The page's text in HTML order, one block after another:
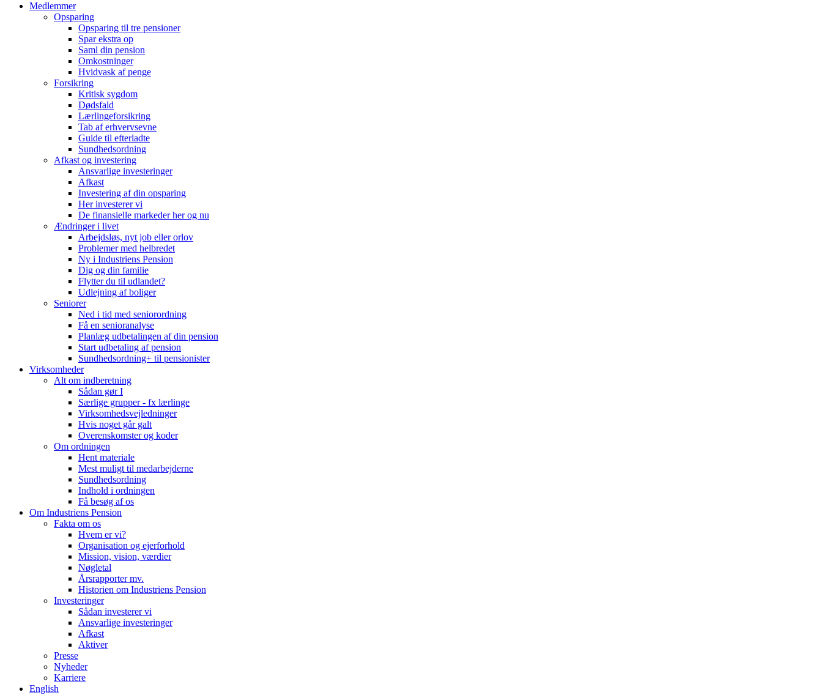
Medlemmer
Opsparing
Opsparing til tre pensioner
Spar ekstra op
Saml din pension
Omkostninger
Hvidvask af penge
Forsikring
Kritisk sygdom
Dødsfald
Lærlingeforsikring
Tab af erhvervsevne
Guide til efterladte
Sundhedsordning
Afkast og investering
Ansvarlige investeringer
Afkast
Investering af din opsparing
Her investerer vi
De finansielle markeder her og nu
Ændringer i livet
Arbejdsløs, nyt job eller orlov
Problemer med helbredet
Ny i Industriens Pension
Dig og din familie
Flytter du til udlandet?
Udlejning af boliger
Seniorer
Ned i tid med seniorordning
Få en senioranalyse
Planlæg udbetalingen af din pension
Start udbetaling af pension
Sundhedsordning+ til pensionister
Virksomheder
Alt om indberetning
Sådan gør I
Særlige grupper - fx lærlinge
Virksomhedsvejledninger
Hvis noget går galt
Overenskomster og koder
Om ordningen
Hent materiale
Mest muligt til medarbejderne
Sundhedsordning
Indhold i ordningen
Få besøg af os
Om Industriens Pension
Fakta om os
Hvem er vi?
Organisation og ejerforhold
Mission, vision, værdier
Nøgletal
Årsrapporter mv.
Historien om Industriens Pension
Investeringer
Sådan investerer vi
Ansvarlige investeringer
Afkast
Aktiver
Presse
Nyheder
Karriere
English